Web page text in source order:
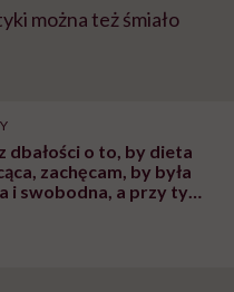
można też śmiało
dbałości o to, by dieta
zachęcam, by była
i swobodna, a przy tym